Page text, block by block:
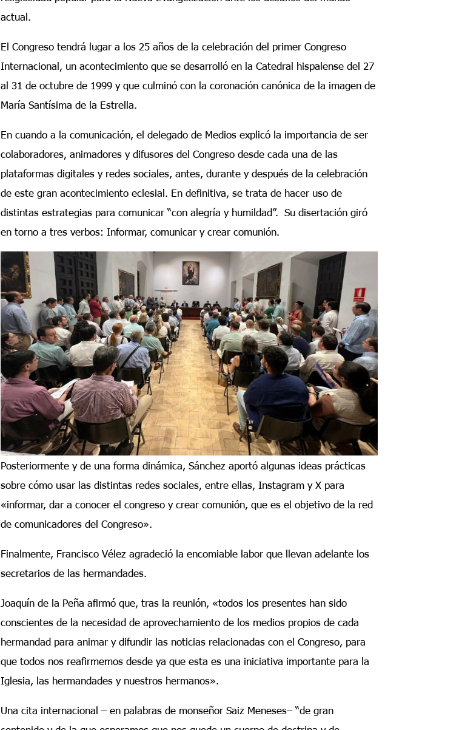
actual.
El Congreso tendrá lugar a los 25 años de la celebración del primer Congreso
Internacional, un acontecimiento que se desarrolló en la Catedral hispalense del 27
al 31 de octubre de 1999 y que culminó con la coronación canónica de la imagen de
María Santísima de la Estrella.
En cuando a la comunicación, el delegado de Medios explicó la importancia de ser
colaboradores, animadores y difusores del Congreso desde cada una de las
plataformas digitales y redes sociales, antes, durante y después de la celebración
de este gran acontecimiento eclesial. En definitiva, se trata de hacer uso de
distintas estrategias para comunicar “con alegría y humildad”. Su disertación giró
en torno a tres verbos: Informar, comunicar y crear comunión.
Posteriormente y de una forma dinámica, Sánchez aportó algunas ideas prácticas
sobre cómo usar las distintas redes sociales, entre ellas, Instagram y X para
«informar, dar a conocer el congreso y crear comunión, que es el objetivo de la red
de comunicadores del Congreso».
Finalmente, Francisco Vélez agradeció la encomiable labor que llevan adelante los
secretarios de las hermandades.
Joaquín de la Peña afirmó que, tras la reunión, «todos los presentes han sido
conscientes de la necesidad de aprovechamiento de los medios propios de cada
hermandad para animar y difundir las noticias relacionadas con el Congreso, para
que todos nos reafirmemos desde ya que esta es una iniciativa importante para la
Iglesia, las hermandades y nuestros hermanos».
Una cita internacional – en palabras de monseñor Saiz Meneses– “de gran